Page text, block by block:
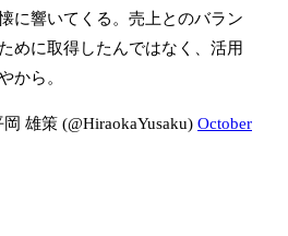
に響いてくる。売上とのバラン
めに取得したんではなく、活用
から。
雄策 (@HiraokaYusaku) October